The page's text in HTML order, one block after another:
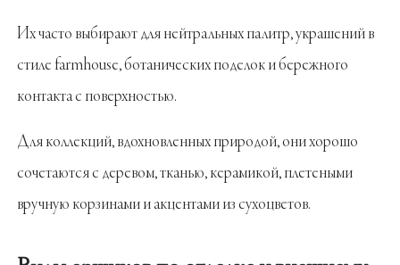
Их часто выбирают для нейтральных палитр, украшений в
стиле farmhouse, ботанических поделок и бережного
контакта с поверхностью.
Для коллекций, вдохновленных природой, они хорошо
сочетаются с деревом, тканью, керамикой, плетеными
вручную корзинами и акцентами из сухоцветов.